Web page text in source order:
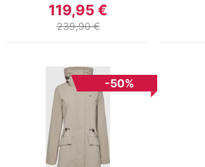
119,95 €
239,90 €
-50%